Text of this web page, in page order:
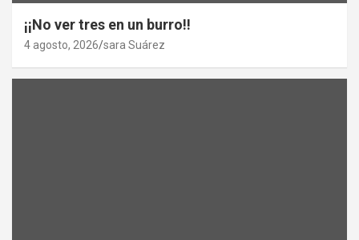
¡¡No ver tres en un burro!!
4 agosto, 2026 sara Suárez